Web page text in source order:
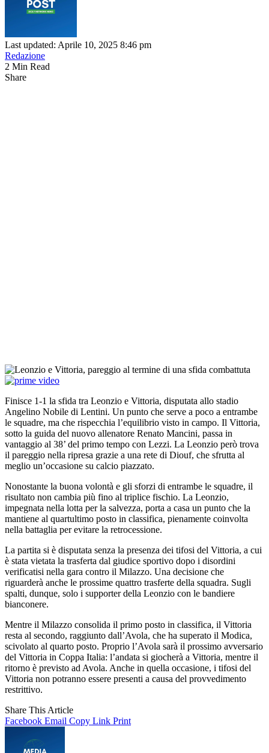
Last updated: Aprile 10, 2025 8:46 pm
Redazione
2 Min Read
Share
Finisce 1-1 la sfida tra Leonzio e Vittoria, disputata allo stadio
Angelino Nobile di Lentini. Un punto che serve a poco a entrambe
le squadre, ma che rispecchia l’equilibrio visto in campo. Il Vittoria,
sotto la guida del nuovo allenatore Renato Mancini, passa in
vantaggio al 38’ del primo tempo con Lezzi. La Leonzio però trova
il pareggio nella ripresa grazie a una rete di Diouf, che sfrutta al
meglio un’occasione su calcio piazzato.
Nonostante la buona volontà e gli sforzi di entrambe le squadre, il
risultato non cambia più fino al triplice fischio. La Leonzio,
impegnata nella lotta per la salvezza, porta a casa un punto che la
mantiene al quartultimo posto in classifica, pienamente coinvolta
nella battaglia per evitare la retrocessione.
La partita si è disputata senza la presenza dei tifosi del Vittoria, a cui
è stata vietata la trasferta dal giudice sportivo dopo i disordini
verificatisi nella gara contro il Milazzo. Una decisione che
riguarderà anche le prossime quattro trasferte della squadra. Sugli
spalti, dunque, solo i supporter della Leonzio con le bandiere
bianconere.
Mentre il Milazzo consolida il primo posto in classifica, il Vittoria
resta al secondo, raggiunto dall’Avola, che ha superato il Modica,
scivolato al quarto posto. Proprio l’Avola sarà il prossimo avversario
del Vittoria in Coppa Italia: l’andata si giocherà a Vittoria, mentre il
ritorno è previsto ad Avola. Anche in quella occasione, i tifosi del
Vittoria non potranno essere presenti a causa del provvedimento
restrittivo.
Share This Article
Facebook Email Copy Link Print